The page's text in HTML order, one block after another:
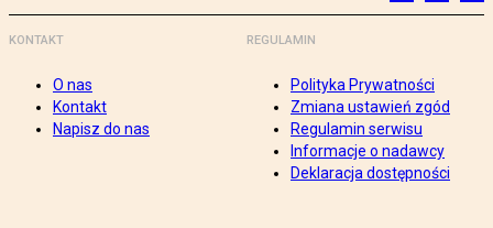
KONTAKT
O nas
Kontakt
Napisz do nas
REGULAMIN
Polityka Prywatności
Zmiana ustawień zgód
Regulamin serwisu
Informacje o nadawcy
Deklaracja dostępności